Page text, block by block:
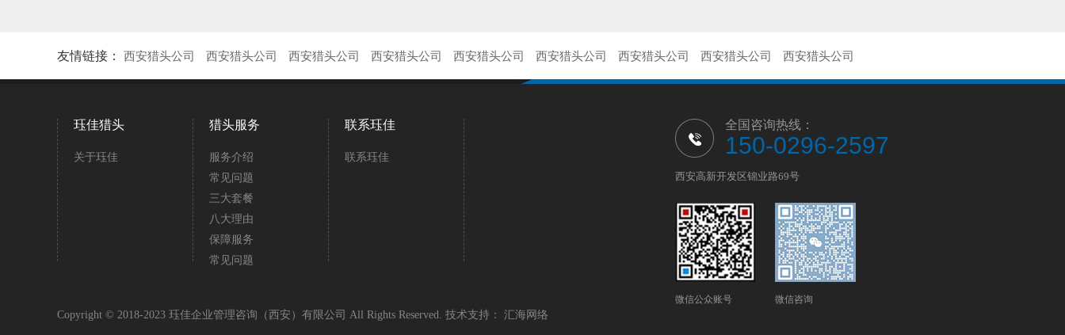
友情链接： 西安猎头公司 西安猎头公司 西安猎头公司 西安猎头公司 西安猎头公司 西安猎头公司 西安猎头公司 西安猎头公司 西安猎头公司
珏佳猎头
关于珏佳
猎头服务
服务介绍
常见问题
三大套餐
八大理由
保障服务
常见问题
联系珏佳
联系珏佳
Copyright © 2018-2023 珏佳企业管理咨询（西安）有限公司 All Rights Reserved. 技术支持： 汇海网络
全国咨询热线：
150-0296-2597
西安高新开发区锦业路69号
微信公众账号 微信咨询